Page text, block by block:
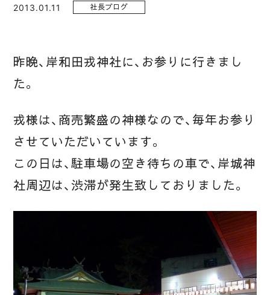
2013.01.11 社長ブログ
昨晩、岸和田戎神社に、お参りに行きまし
た。
戎様は、商売繁盛の神様なので、毎年お参り
させていただいています。
この日は、駐車場の空き待ちの車で、岸城神
社周辺は、渋滞が発生致しておりました。